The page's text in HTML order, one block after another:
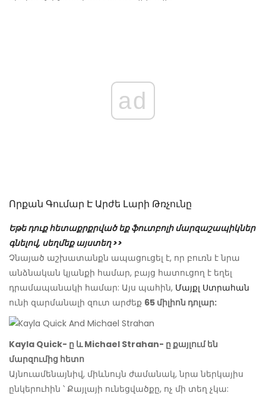
ad
Որքան Գումար Է Արժե Լարի Թռչունը
Եթե ​​դուք հետաքրքրված եք ֆուտբոլի մարզաշապիկներ
գնելով, սեղմեք այստեղ >>
Չնայած աշխատանքն ապացուցել է, որ բուռն է նրա
անձնական կյանքի համար, բայց հատուցող է եղել
դրամապանակի համար: Այս պահին, Մայքլ Ստրահան
ունի զարմանալի զուտ արժեք 65 միլիոն դոլար:
Kayla Quick- ը և Michael Strahan- ը քայլում են
մարզումից հետո
Այնուամենայնիվ, միևնույն ժամանակ, նրա ներկայիս
ընկերուհին ՝ Քայլայի ունեցվածքը, ոչ մի տեղ չկա: